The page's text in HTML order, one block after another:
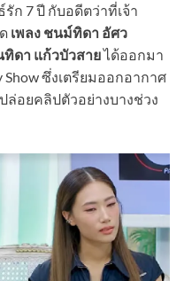
ก 7 ปี กับอดีตว่าที่เจ้า
เพลง ชนม์ทิดา อัศว
ทิดา แก้วบัวสายได้ออกมา
Show ซึ่งเตรียมออกอากาศ
ล่อยคลิปตัวอย่างบางช่วง